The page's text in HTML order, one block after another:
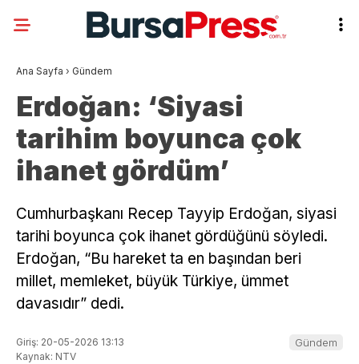
Ana Sayfa › Gündem
Erdoğan: ‘Siyasi
tarihim boyunca çok
ihanet gördüm’
Cumhurbaşkanı Recep Tayyip Erdoğan, siyasi
tarihi boyunca çok ihanet gördüğünü söyledi.
Erdoğan, “Bu hareket ta en başından beri
millet, memleket, büyük Türkiye, ümmet
davasıdır” dedi.
Giriş: 20-05-2026 13:13
Kaynak: NTV
Gündem